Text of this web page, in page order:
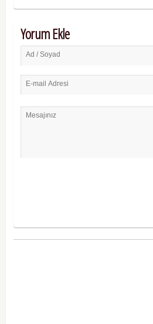
Yorum Ekle
Ad / Soyad
E-mail Adresi
Mesajınız